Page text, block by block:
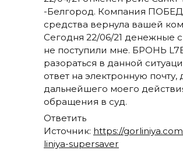
-Белгород. Компания
средства вернула вашей
Сегодня 22/06/21 денежные
не поступили мне. БРОНЬ
разораться в данной
ответ на электронную почту,
дальнейшего моего
обращения в суд.
Ответить
Источник: https://
liniya-supersaver